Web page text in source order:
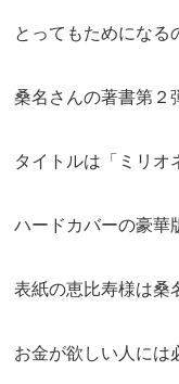
とってもためになる
桑名さんの著書第２
タイトルは「ミリオ
ハードカバーの豪華
表紙の恵比寿様は桑
お金が欲しい人には